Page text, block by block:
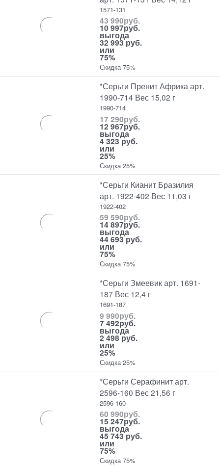
1571-131
43 990руб.
10 997руб.
выгода
32 993 руб.
или
75%
Скидка 75%
*Серьги Пренит Африка арт.
1990-714 Вес 15,02 г
1990-714
17 290руб.
12 967руб.
выгода
4 323 руб.
или
25%
Скидка 25%
*Серьги Кианит Бразилия
арт. 1922-402 Вес 11,03 г
1922-402
59 590руб.
14 897руб.
выгода
44 693 руб.
или
75%
Скидка 75%
*Серьги Змеевик арт. 1691-
187 Вес 12,4 г
1691-187
9 990руб.
7 492руб.
выгода
2 498 руб.
или
25%
Скидка 25%
*Серьги Серафинит арт.
2596-160 Вес 21,56 г
2596-160
60 990руб.
15 247руб.
выгода
45 743 руб.
или
75%
Скидка 75%